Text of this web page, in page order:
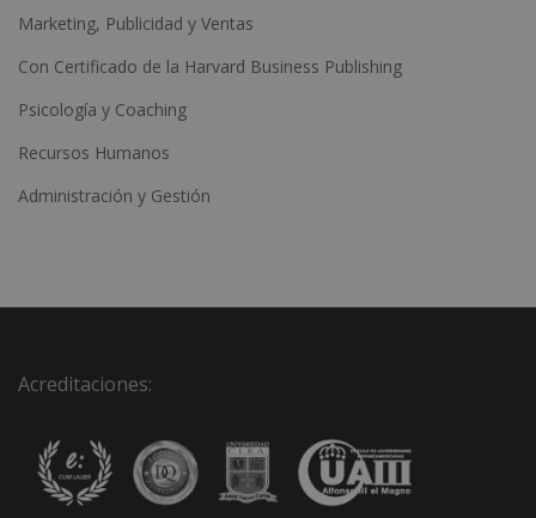
Marketing, Publicidad y Ventas
Con Certificado de la Harvard Business Publishing
Psicología y Coaching
Recursos Humanos
Administración y Gestión
Acreditaciones: